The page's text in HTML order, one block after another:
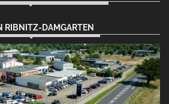
RIBNITZ-DAMGARTEN